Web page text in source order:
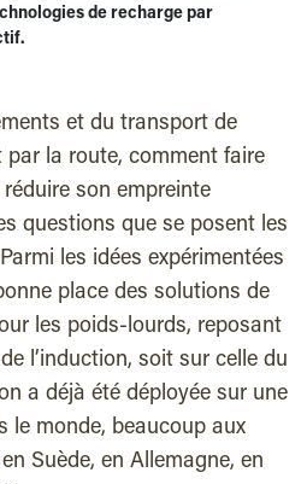
de recharge par
et du transport de
la route, comment faire
son empreinte
questions que se posent les
les idées expérimentées
place des solutions de
les poids-lourds, reposant
l’induction, soit sur celle du
a déjà été déployée sur une
le monde, beaucoup aux
Suède, en Allemagne, en